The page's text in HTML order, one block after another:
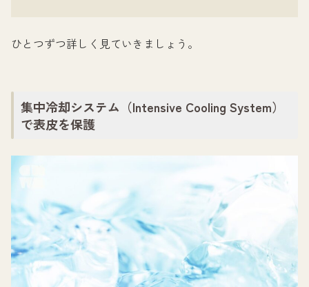
ひとつずつ詳しく見ていきましょう。
集中冷却システム（Intensive Cooling System）
で表皮を保護